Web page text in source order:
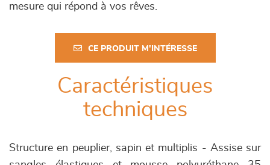
mesure qui répond à vos rêves.
CE PRODUIT M'INTÉRESSE
Caractéristiques
techniques
Structure en peuplier, sapin et multiplis - Assise sur